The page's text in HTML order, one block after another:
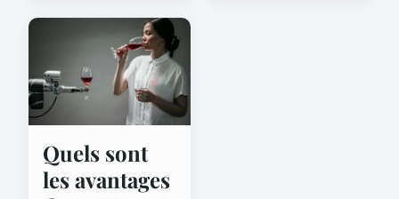
Quels sont
les avantages